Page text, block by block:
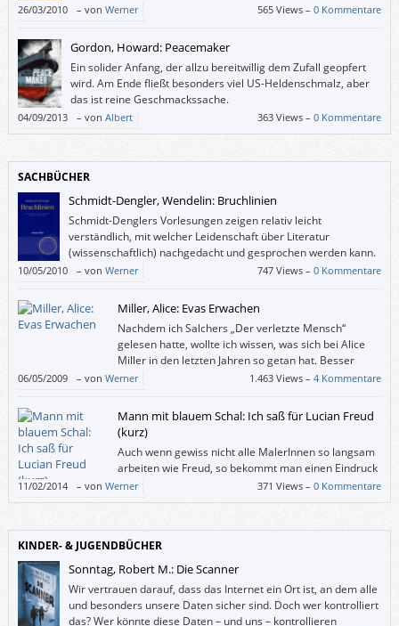
26/03/2010 – von Werner 565 Views –0 Kommentare
Gordon, Howard: Peacemaker
Ein solider Anfang, der allzu bereitwillig dem Zufall geopfert
wird. Am Ende fließt besonders viel US-Heldenschmalz, aber
das ist reine Geschmackssache.
04/09/2013 – von Albert 363 Views –0 Kommentare
SACHBÜCHER
Schmidt-Dengler, Wendelin: Bruchlinien
Schmidt-Denglers Vorlesungen zeigen relativ leicht
verständlich, mit welcher Leidenschaft über Literatur
(wissenschaftlich) nachgedacht und gesprochen werden kann.
10/05/2010 – von Werner 747 Views –0 Kommentare
Miller, Alice: Evas Erwachen
Nachdem ich Salchers „Der verletzte Mensch“
gelesen hatte, wollte ich wissen, was sich bei Alice
Miller in den letzten Jahren so getan hat. Besser
gesagt: Vor ca. 25 Jahren waren Millers erste drei
Bücher wichtig für mich, ich las das „Drama des begabten Kindes“ und
sah mich natürlich selbst als eines. Und jetzt war ich zwar nicht erstaunt,
dass Miller bei ihrem Thema geblieben ist, sondern über dieses meiner
Meinung nach schlecht geschriebene Buch.
06/05/2009 – von Werner 1.463 Views –4 Kommentare
Mann mit blauem Schal: Ich saß für Lucian Freud
(kurz)
Auch wenn gewiss nicht alle MalerInnen so langsam
arbeiten wie Freud, so bekommt man einen Eindruck
davon, was alles hinter einem einzelnen Pinselstrich
liegen kann (und dass es Freud bestimmt nicht darauf ankommt, uns mit
11/02/2014 – von Werner 371 Views –0 Kommentare
KINDER- & JUGENDBÜCHER
Sonntag, Robert M.: Die Scanner
Wir vertrauen darauf, dass das Internet ein Ort ist, an dem alle
und besonders unsere Daten sicher sind. Doch wer kontrolliert
das? Wer könnte diese Daten – und uns – kontrollieren